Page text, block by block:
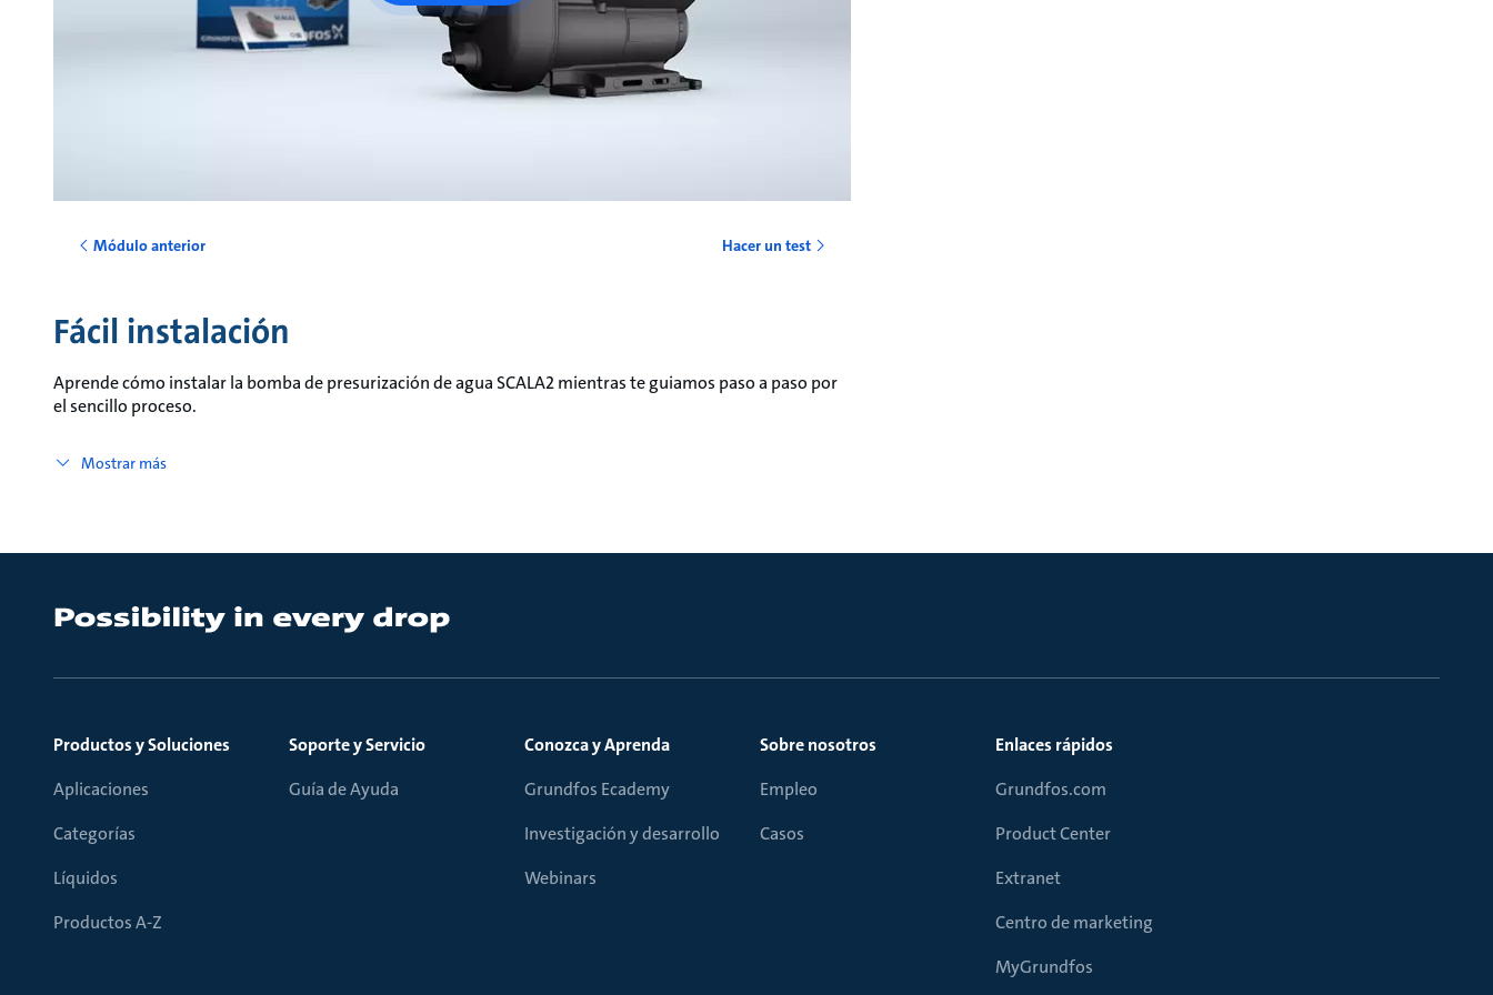
Módulo anterior Hacer un test
Fácil instalación
Aprende cómo instalar la bomba de presurización de agua SCALA2 mientras te guiamos paso a paso por
el sencillo proceso.
Mostrar más
Productos y Soluciones
Aplicaciones
Categorías
Líquidos
Productos A-Z
Soporte y Servicio
Guía de Ayuda
Conozca y Aprenda
Grundfos Ecademy
Investigación y desarrollo
Webinars
Sobre nosotros
Empleo
Casos
Enlaces rápidos
Grundfos.com
Product Center
Extranet
Centro de marketing
MyGrundfos